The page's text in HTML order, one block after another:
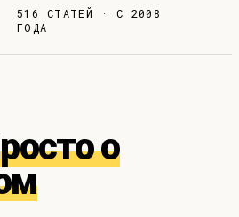
516 СТАТЕЙ · С 2008
ГОДА
о